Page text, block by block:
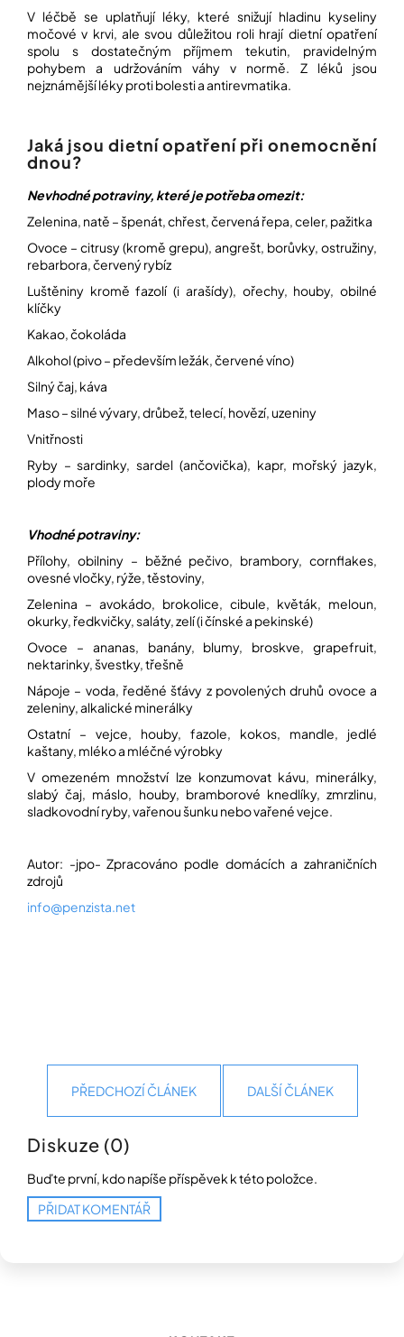
V léčbě se uplatňují léky, které snižují hladinu kyseliny
močové v krvi, ale svou důležitou roli hrají dietní opatření
spolu s dostatečným příjmem tekutin, pravidelným
pohybem a udržováním váhy v normě. Z léků jsou
nejznámější léky proti bolesti a antirevmatika.
Jaká jsou dietní opatření při onemocnění
dnou?
Nevhodné potraviny, které je potřeba omezit:
Zelenina, natě – špenát, chřest, červená řepa, celer, pažitka
Ovoce – citrusy (kromě grepu), angrešt, borůvky, ostružiny,
rebarbora, červený rybíz
Luštěniny kromě fazolí (i arašídy), ořechy, houby, obilné
klíčky
Kakao, čokoláda
Alkohol (pivo – především ležák, červené víno)
Silný čaj, káva
Maso – silné vývary, drůbež, telecí, hovězí, uzeniny
Vnitřnosti
Ryby – sardinky, sardel (ančovička), kapr, mořský jazyk,
plody moře
Vhodné potraviny:
Přílohy, obilniny – běžné pečivo, brambory, cornflakes,
ovesné vločky, rýže, těstoviny,
Zelenina – avokádo, brokolice, cibule, květák, meloun,
okurky, ředkvičky, saláty, zelí (i čínské a pekinské)
Ovoce – ananas, banány, blumy, broskve, grapefruit,
nektarinky, švestky, třešně
Nápoje – voda, ředěné šťávy z povolených druhů ovoce a
zeleniny, alkalické minerálky
Ostatní – vejce, houby, fazole, kokos, mandle, jedlé
kaštany, mléko a mléčné výrobky
V omezeném množství lze konzumovat kávu, minerálky,
slabý čaj, máslo, houby, bramborové knedlíky, zmrzlinu,
sladkovodní ryby, vařenou šunku nebo vařené vejce.
Autor: -jpo- Zpracováno podle domácích a zahraničních
zdrojů
info@penzista.net
PŘEDCHOZÍ ČLÁNEK DALŠÍ ČLÁNEK
Diskuze (0)
Buďte první, kdo napíše příspěvek k této položce.
PŘIDAT KOMENTÁŘ